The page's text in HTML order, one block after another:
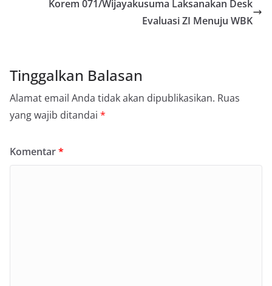
Korem 071/Wijayakusuma Laksanakan Desk
Evaluasi ZI Menuju WBK
Tinggalkan Balasan
Alamat email Anda tidak akan dipublikasikan. Ruas
yang wajib ditandai *
Komentar*